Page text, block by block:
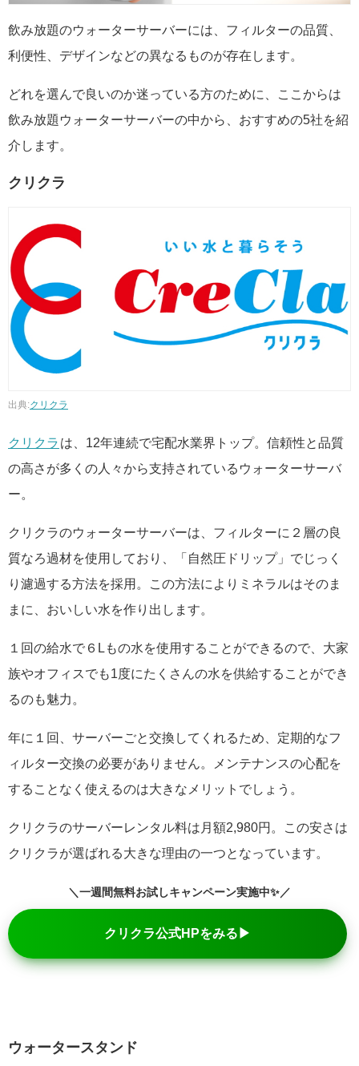
飲み放題のウォーターサーバーには、フィルターの品質、
利便性、デザインなどの異なるものが存在します。
どれを選んで良いのか迷っている方のために、ここからは
飲み放題ウォーターサーバーの中から、おすすめの5社を紹
介します。
クリクラ
出典:クリクラ
クリクラ は、12年連続で宅配水業界トップ。信頼性と品質
の高さが多くの人々から支持されているウォーターサーバ
ー。
クリクラのウォーターサーバーは、フィルターに２層の良
質なろ過材を使用しており、「自然圧ドリップ」でじっく
り濾過する方法を採用。この方法によりミネラルはそのま
まに、おいしい水を作り出します。
１回の給水で６Lもの水を使用することができるので、大家
族やオフィスでも1度にたくさんの水を供給することができ
るのも魅力。
年に１回、サーバーごと交換してくれるため、定期的なフ
ィルター交換の必要がありません。メンテナンスの心配を
することなく使えるのは大きなメリットでしょう。
クリクラのサーバーレンタル料は月額2,980円。この安さは
クリクラが選ばれる大きな理由の一つとなっています。
＼一週間無料お試しキャンペーン実施中✨／
クリクラ公式HPをみる▶
ウォータースタンド